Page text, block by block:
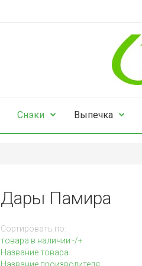
Снэки Выпечка
Дары Памира
Сортировать по:
товара в наличии -/+
Название товара